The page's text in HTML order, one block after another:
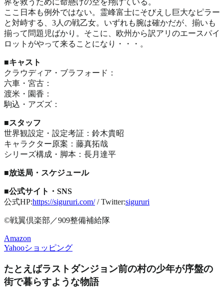
ここ日本も例外ではない。霊峰富士にそびえし巨大なピラー
と対峙する、3人の戦乙女。いずれも腕は確かだが、揃いも
揃って問題児ばかり。そこに、欧州から訳アリのエースパイ
ロットがやって来ることになり・・・。
■キャスト
クラウディア・ブラフォード：
六車・宮古：
渡米・園香：
駒込・アズズ：
■スタッフ
世界観設定・設定考証：鈴木貴昭
キャラクター原案：藤真拓哉
シリーズ構成・脚本：長月達平
■放送局・スケジュール
■公式サイト・SNS
公式HP:https://sigururi.com// Twitter:sigururi
©戦翼倶楽部／909整備補給隊
Amazon
Yahooショッピング
たとえばラストダンジョン前の村の少年が序盤の
街で暮らすような物語